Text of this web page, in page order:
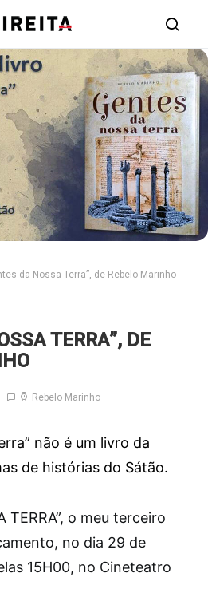
da Nossa Terra”, de Rebelo Marinho
TERRA”, DE
Rebelo Marinho
não é um livro da
de histórias do Sátão.
TERRA”, o meu terceiro
no dia 29 de
15H00, no Cineteatro